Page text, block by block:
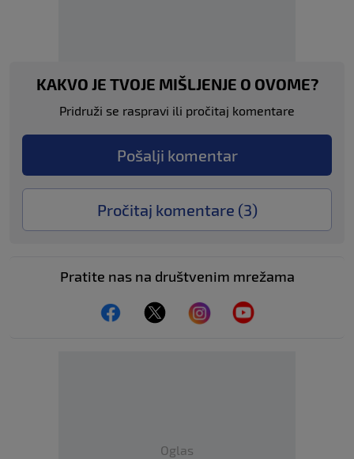
KAKVO JE TVOJE MIŠLJENJE O OVOME?
Pridruži se raspravi ili pročitaj komentare
Pošalji komentar
Pročitaj komentare (3)
Pratite nas na društvenim mrežama
Oglas